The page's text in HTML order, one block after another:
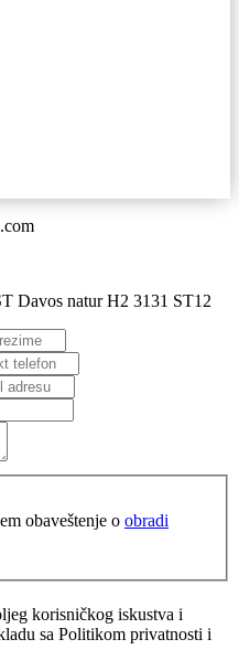
Davos natur H2 3131 ST12
obaveštenje o obradi
korisničkog iskustva i
sa Politikom privatnosti i